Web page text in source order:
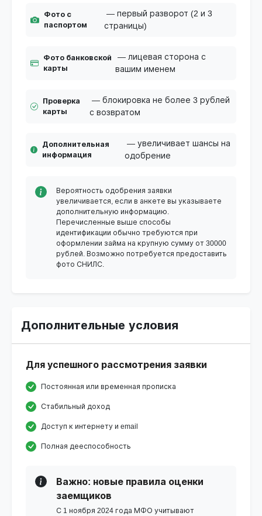
Фото с
паспортом
— первый разворот (2 и 3
страницы)
Фото банковской
карты
— лицевая сторона с
вашим именем
Проверка
карты
— блокировка не более 3 рублей
с возвратом
Дополнительная
информация
— увеличивает шансы на
одобрение
Вероятность одобрения заявки
увеличивается, если в анкете вы указываете
дополнительную информацию.
Перечисленные выше способы
идентификации обычно требуются при
оформлении займа на крупную сумму от 30000
рублей. Возможно потребуется предоставить
фото СНИЛС.
Дополнительные условия
Для успешного рассмотрения заявки
Постоянная или временная прописка
Стабильный доход
Доступ к интернету и email
Полная дееспособность
Важно: новые правила оценки
заемщиков
С 1 ноября 2024 года МФО учитывают